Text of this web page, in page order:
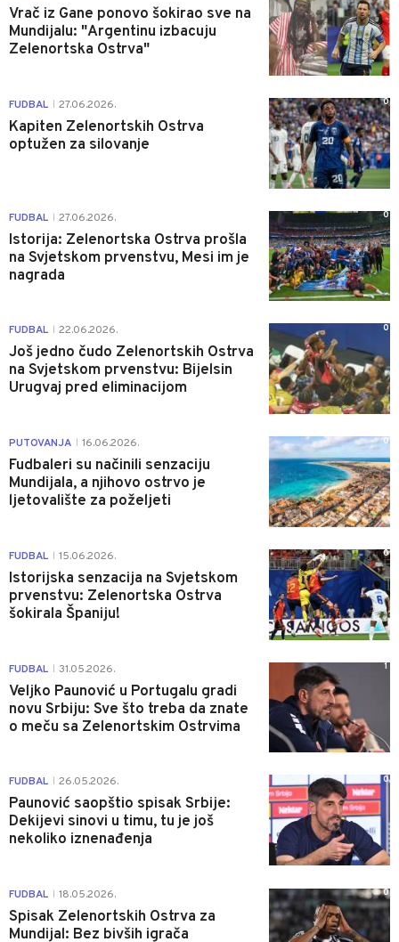
Vrač iz Gane ponovo šokirao sve na
Mundijalu: "Argentinu izbacuju
Zelenortska Ostrva"
FUDBAL 27.06.2026.
Kapiten Zelenortskih Ostrva
optužen za silovanje
0
FUDBAL 27.06.2026.
Istorija: Zelenortska Ostrva prošla
na Svjetskom prvenstvu, Mesi im je
nagrada
0
FUDBAL 22.06.2026.
Još jedno čudo Zelenortskih Ostrva
na Svjetskom prvenstvu: Bijelsin
Urugvaj pred eliminacijom
0
PUTOVANJA 16.06.2026.
Fudbaleri su načinili senzaciju
Mundijala, a njihovo ostrvo je
ljetovalište za poželjeti
0
FUDBAL 15.06.2026.
Istorijska senzacija na Svjetskom
prvenstvu: Zelenortska Ostrva
šokirala Španiju!
0
FUDBAL 31.05.2026.
Veljko Paunović u Portugalu gradi
novu Srbiju: Sve što treba da znate
o meču sa Zelenortskim Ostrvima
1
FUDBAL 26.05.2026.
Paunović saopštio spisak Srbije:
Dekijevi sinovi u timu, tu je još
nekoliko iznenađenja
0
FUDBAL 18.05.2026.
Spisak Zelenortskih Ostrva za
Mundijal: Bez bivših igrača
0